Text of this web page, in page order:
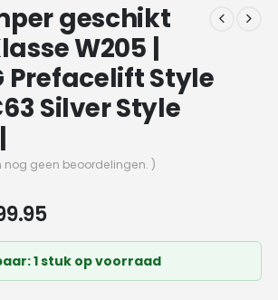
geschikt
W205 |
Prefacelift Style
Silver Style
nog geen beoordelingen. )
Huidige
is:
€499.95.
1 stuk op voorraad